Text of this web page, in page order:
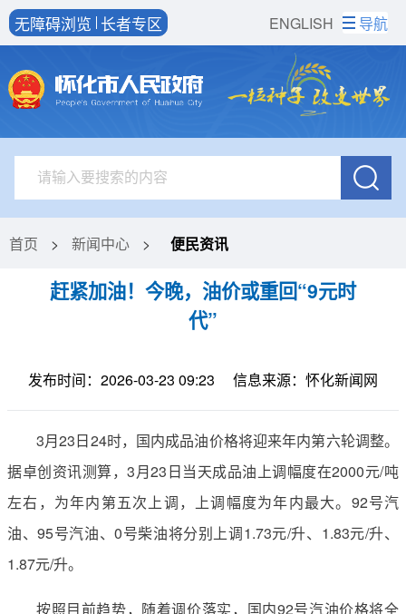
ENGLISH
无障碍浏览 长者专区 导航
首页 > 新闻中心 > 便民资讯
赶紧加油！今晚，油价或重回“9元时
代”
发布时间：2026-03-23 09:23 信息来源：怀化新闻网
3月23日24时，国内成品油价格将迎来年内第六轮调整。
据卓创资讯测算，3月23日当天成品油上调幅度在2000元/吨
左右，为年内第五次上调，上调幅度为年内最大。92号汽
油、95号汽油、0号柴油将分别上调1.73元/升、1.83元/升、
1.87元/升。
按照目前趋势，随着调价落实，国内92号汽油价格将全